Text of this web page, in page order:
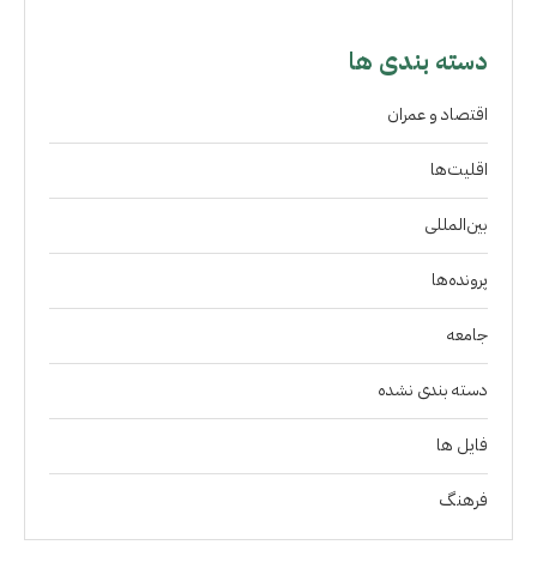
دسته بندی ها
اقتصاد و عمران
اقلیت‌ها
بین‌المللی
پرونده‌ها
جامعه
دسته بندی نشده
فايل ها
فرهنگ